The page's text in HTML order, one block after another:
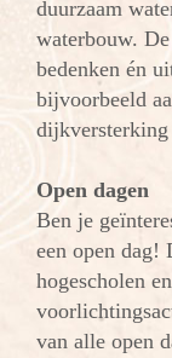
duurzaam
waterbouw.
bedenken én
bijvoorbeeld
dijkversterking
Open dagen
Ben je
een open dag!
hogescholen
van alle open